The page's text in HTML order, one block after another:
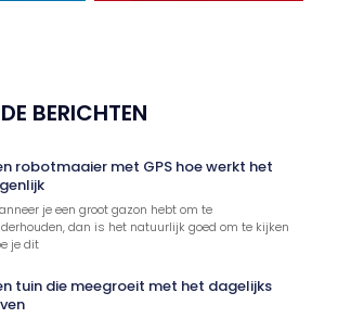
BERICHTEN
robotmaaier met GPS hoe werkt het
je een groot gazon hebt om te
dan is het natuurlijk goed om te kijken
je dit
tuin die meegroeit met het dagelijks